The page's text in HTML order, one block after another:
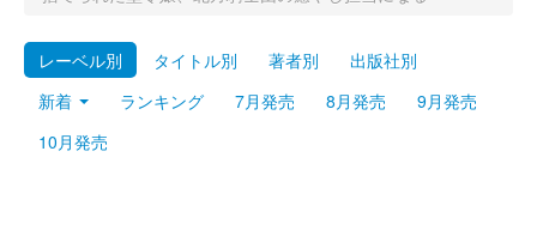
プレミアム
レーベル別 タイトル別 著者別
出版社別
新着
ランキング 7月発売 8月発売
9月発売
10月発売